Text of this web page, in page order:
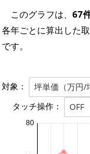
このグラフは、 67
各年ごとに算出した
です。
対象： 坪単価（万円/
タッチ操作： OFF
80